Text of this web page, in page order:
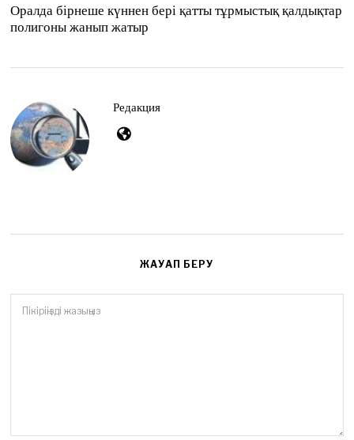
Оралда бірнеше күннен бері қатты тұрмыстық қалдықтар
полигоны жанып жатыр
Редакция
ЖАУАП БЕРУ